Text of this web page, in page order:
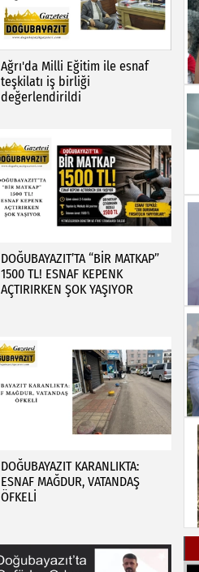
Ağrı'da Milli Eğitim ile esnaf
teşkilatı iş birliği
değerlendirildi
DOĞUBAYAZIT’TA “BİR MATKAP”
1500 TL! ESNAF KEPENK
AÇTIRIRKEN ŞOK YAŞIYOR
DOĞUBAYAZIT KARANLIKTA:
ESNAF MAĞDUR, VATANDAŞ
ÖFKELİ